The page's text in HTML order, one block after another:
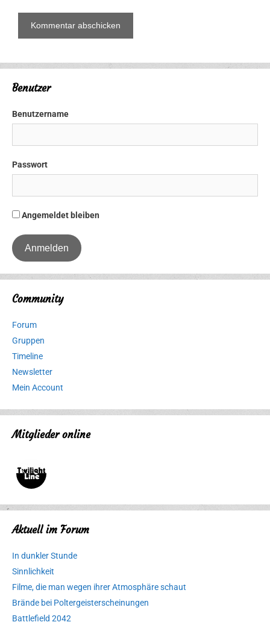
Benutzer
Benutzername
Passwort
Angemeldet bleiben
Community
Forum
Gruppen
Timeline
Newsletter
Mein Account
Mitglieder online
Aktuell im Forum
In dunkler Stunde
Sinnlichkeit
Filme, die man wegen ihrer Atmosphäre schaut
Brände bei Poltergeisterscheinungen
Battlefield 2042